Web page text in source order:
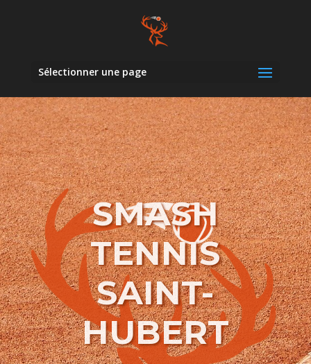
Sélectionner une page
SMASH
TENNIS
SAINT-
HUBERT